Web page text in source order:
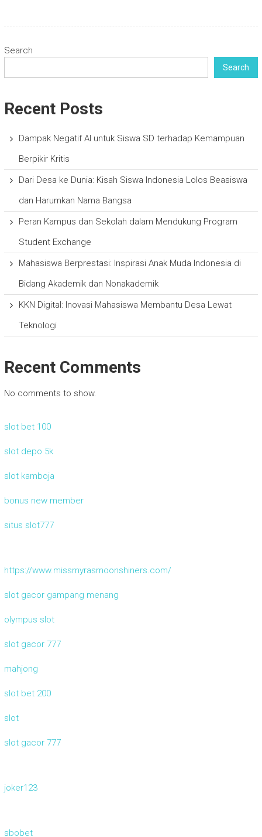
Search
Search
Recent Posts
Dampak Negatif AI untuk Siswa SD terhadap Kemampuan
Berpikir Kritis
Dari Desa ke Dunia: Kisah Siswa Indonesia Lolos Beasiswa
dan Harumkan Nama Bangsa
Peran Kampus dan Sekolah dalam Mendukung Program
Student Exchange
Mahasiswa Berprestasi: Inspirasi Anak Muda Indonesia di
Bidang Akademik dan Nonakademik
KKN Digital: Inovasi Mahasiswa Membantu Desa Lewat
Teknologi
Recent Comments
No comments to show.
slot bet 100
slot depo 5k
slot kamboja
bonus new member
situs slot777
https://www.missmyrasmoonshiners.com/
slot gacor gampang menang
olympus slot
slot gacor 777
mahjong
slot bet 200
slot
slot gacor 777
joker123
sbobet